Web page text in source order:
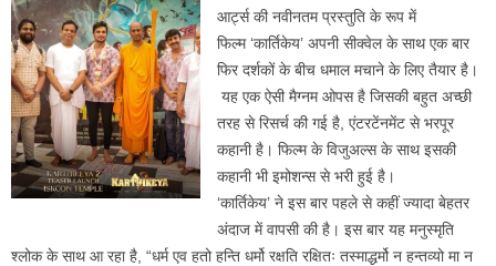
आर्ट्स की नवीनतम प्रस्तुति के रूप में
फिल्म ‘कार्तिकेय’ अपनी सीक्वेल के साथ एक बार
फिर दर्शकों के बीच धमाल मचाने के लिए तैयार है।
यह एक ऐसी मैग्नम ओपस है जिसकी बहुत अच्छी
तरह से रिसर्च की गई है, एंटरटेंनमेंट से भरपूर
कहानी है। फिल्म के विजुअल्स के साथ इसकी
कहानी भी इमोशन्स से भरी हुई है।
‘कार्तिकेय’ ने इस बार पहले से कहीं ज्यादा बेहतर
अंदाज में वापसी की है। इस बार यह मनुस्मृति
श्लोक के साथ आ रहा है, “धर्म एव हतो हन्ति धर्मो रक्षति रक्षितः तस्माद्धर्मो न हन्तव्यो मा न